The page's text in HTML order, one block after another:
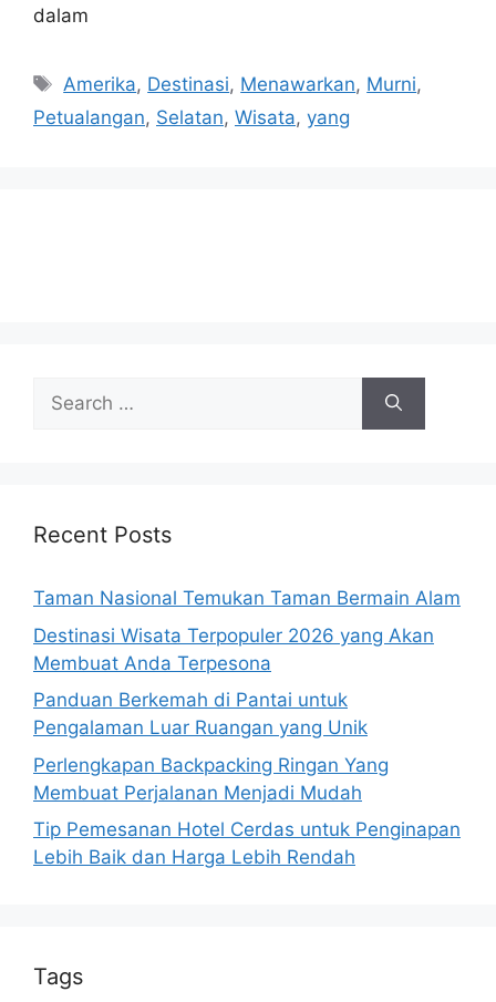
dalam
Tags
Amerika, Destinasi, Menawarkan, Murni,
Petualangan, Selatan, Wisata, yang
Search
for:
Recent Posts
Taman Nasional Temukan Taman Bermain Alam
Destinasi Wisata Terpopuler 2026 yang Akan
Membuat Anda Terpesona
Panduan Berkemah di Pantai untuk
Pengalaman Luar Ruangan yang Unik
Perlengkapan Backpacking Ringan Yang
Membuat Perjalanan Menjadi Mudah
Tip Pemesanan Hotel Cerdas untuk Penginapan
Lebih Baik dan Harga Lebih Rendah
Tags